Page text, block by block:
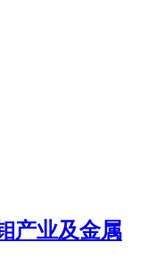
产业及金属